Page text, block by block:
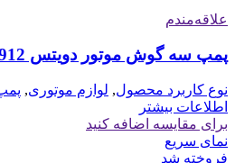
علاقه‌مندم
پمپ سه گوش موتور دویتس F4L912
نوع کاربرد محصول, لوازم موتوری,
اطلاعات بیشتر
برای مقایسه اضافه کنید
نمای سریع
فروخته شد